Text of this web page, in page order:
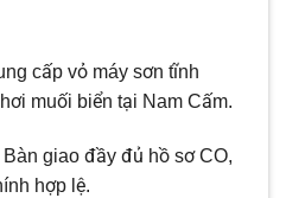
cấp vỏ máy sơn tĩnh
muối biển tại Nam Cấm.
Bàn giao đầy đủ hồ sơ CO,
hợp lệ.